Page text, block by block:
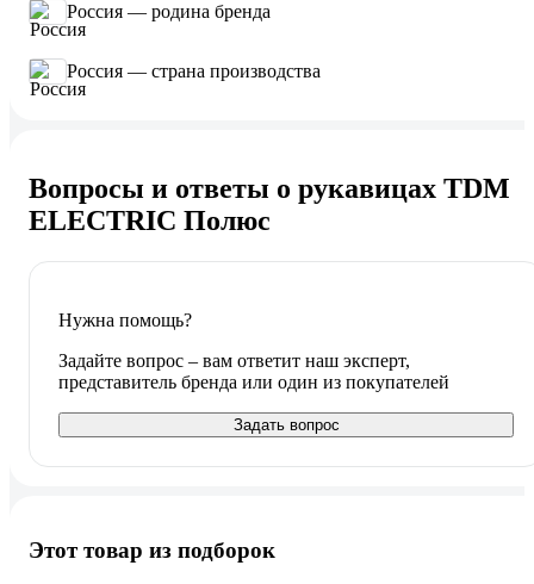
Россия — родина бренда
Россия — страна производства
Вопросы и ответы о рукавицах TDM
ELECTRIC Полюс
Нужна помощь?
Задайте вопрос – вам ответит наш эксперт,
представитель бренда или один из покупателей
Задать вопрос
Этот товар из подборок